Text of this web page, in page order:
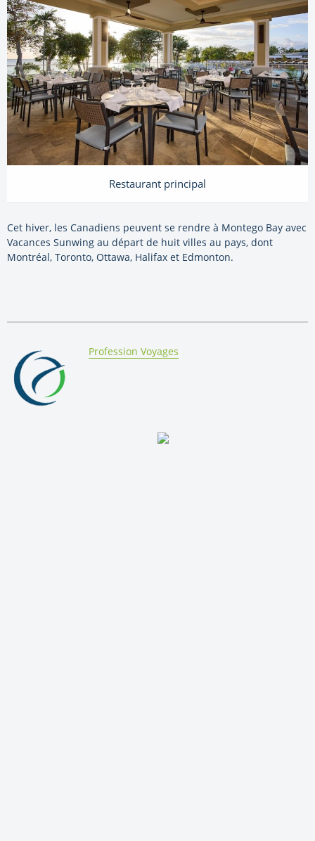
Restaurant principal
Cet hiver, les Canadiens peuvent se rendre à Montego Bay avec
Vacances Sunwing au départ de huit villes au pays, dont
Montréal, Toronto, Ottawa, Halifax et Edmonton.
By:
Profession Voyages